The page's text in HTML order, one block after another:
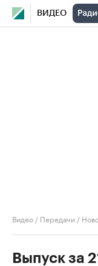
ВИДЕО
Видео / Передачи /
Выпуск за